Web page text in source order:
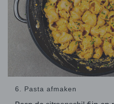
6. Pasta afmaken